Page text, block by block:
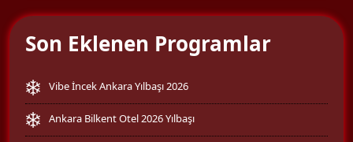
Son Eklenen Programlar
Vibe İncek Ankara Yılbaşı 2026
Ankara Bilkent Otel 2026 Yılbaşı